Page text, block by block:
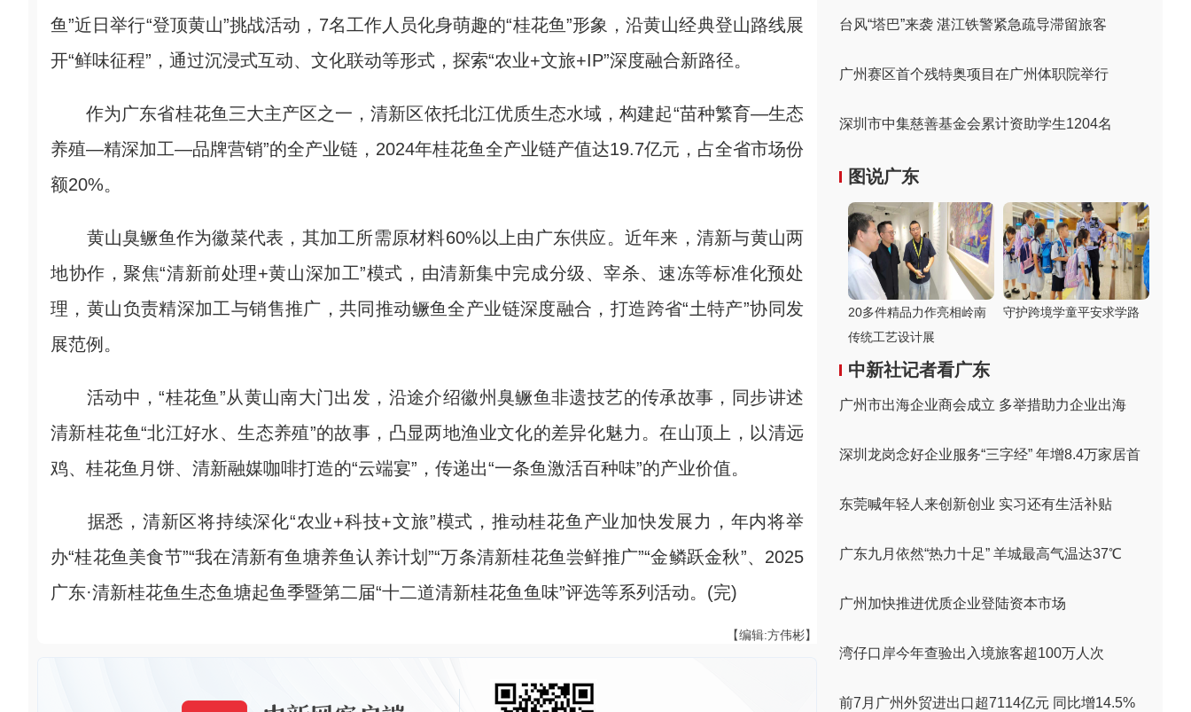
鱼”近日举行“登顶黄山”挑战活动，7名工作人员化身萌趣的“桂花鱼”形象，沿黄山经典登山路线展
开“鲜味征程”，通过沉浸式互动、文化联动等形式，探索“农业+文旅+IP”深度融合新路径。
作为广东省桂花鱼三大主产区之一，清新区依托北江优质生态水域，构建起“苗种繁育—生态
养殖—精深加工—品牌营销”的全产业链，2024年桂花鱼全产业链产值达19.7亿元，占全省市场份
额20%。
黄山臭鳜鱼作为徽菜代表，其加工所需原材料60%以上由广东供应。近年来，清新与黄山两
地协作，聚焦“清新前处理+黄山深加工”模式，由清新集中完成分级、宰杀、速冻等标准化预处
理，黄山负责精深加工与销售推广，共同推动鳜鱼全产业链深度融合，打造跨省“土特产”协同发
展范例。
活动中，“桂花鱼”从黄山南大门出发，沿途介绍徽州臭鳜鱼非遗技艺的传承故事，同步讲述
清新桂花鱼“北江好水、生态养殖”的故事，凸显两地渔业文化的差异化魅力。在山顶上，以清远
鸡、桂花鱼月饼、清新融媒咖啡打造的“云端宴”，传递出“一条鱼激活百种味”的产业价值。
据悉，清新区将持续深化“农业+科技+文旅”模式，推动桂花鱼产业加快发展力，年内将举
办“桂花鱼美食节”“我在清新有鱼塘养鱼认养计划”“万条清新桂花鱼尝鲜推广”“金鳞跃金秋”、2025
广东·清新桂花鱼生态鱼塘起鱼季暨第二届“十二道清新桂花鱼鱼味”评选等系列活动。(完)
【编辑:方伟彬】
台风“塔巴”来袭 湛江铁警紧急疏导滞留旅客
广州赛区首个残特奥项目在广州体职院举行
深圳市中集慈善基金会累计资助学生1204名
图说广东
20多件精品力作亮相岭南
传统工艺设计展
守护跨境学童平安求学路
中新社记者看广东
广州市出海企业商会成立 多举措助力企业出海
深圳龙岗念好企业服务“三字经” 年增8.4万家居首
东莞喊年轻人来创新创业 实习还有生活补贴
广东九月依然“热力十足” 羊城最高气温达37℃
广州加快推进优质企业登陆资本市场
湾仔口岸今年查验出入境旅客超100万人次
前7月广州外贸进出口超7114亿元 同比增14.5%